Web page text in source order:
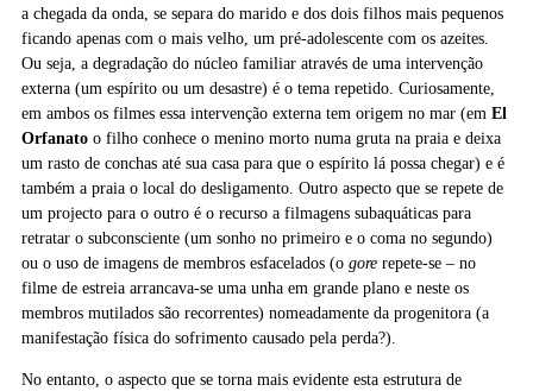
a chegada da onda, se separa do marido e dos dois filhos mais pequenos
ficando apenas com o mais velho, um pré-adolescente com os azeites.
Ou seja, a degradação do núcleo familiar através de uma intervenção
externa (um espírito ou um desastre) é o tema repetido. Curiosamente,
em ambos os filmes essa intervenção externa tem origem no mar (em El
Orfanato o filho conhece o menino morto numa gruta na praia e deixa
um rasto de conchas até sua casa para que o espírito lá possa chegar) e é
também a praia o local do desligamento. Outro aspecto que se repete de
um projecto para o outro é o recurso a filmagens subaquáticas para
retratar o subconsciente (um sonho no primeiro e o coma no segundo)
ou o uso de imagens de membros esfacelados (o gore repete-se – no
filme de estreia arrancava-se uma unha em grande plano e neste os
membros mutilados são recorrentes) nomeadamente da progenitora (a
manifestação física do sofrimento causado pela perda?).
No entanto, o aspecto que se torna mais evidente esta estrutura de